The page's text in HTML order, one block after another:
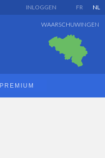
FR NL
INLOGGEN
WAARSCHUWINGEN
PREMIUM